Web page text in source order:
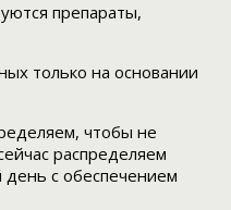
препараты,
только на основании
чтобы не
распределяем
с обеспечением